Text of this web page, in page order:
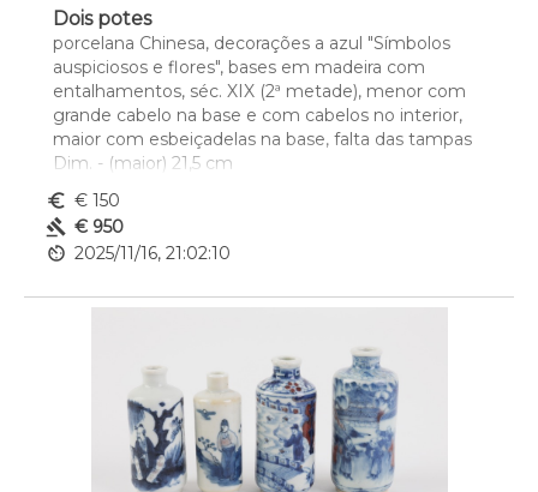
Dois potes
porcelana Chinesa, decorações a azul "Símbolos
auspiciosos e flores", bases em madeira com
entalhamentos, séc. XIX (2ª metade), menor com
grande cabelo na base e com cabelos no interior,
maior com esbeiçadelas na base, falta das tampas
Dim. - (maior) 21,5 cm
euro_symbol € 150
gavel € 950
av_timer 2025/11/16, 21:02:10